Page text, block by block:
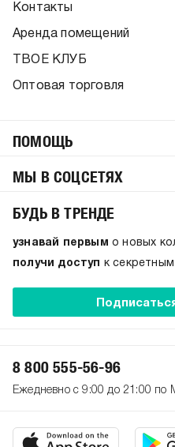
Контакты
Аренда помещений
ТВОЕ КЛУБ
Оптовая торговля
ПОМОЩЬ
МЫ В СОЦСЕТЯХ
БУДЬ В ТРЕНДЕ
узнавай первым о новых
получи доступ
к
8 800 555-56-96
Ежедневно с 9:00 до 21:00 по